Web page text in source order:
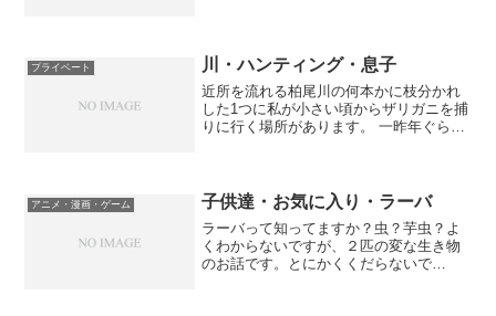
策も完璧！！！...
プライベート 川・ハンティング・息子
近所を流れる柏尾川の何本かに枝分かれ
した1つに私が小さい頃からザリガニを捕
りに行く場所があります。 一昨年ぐらい
したね・・・笑 今...
アニメ・漫画・ゲーム 子供達・お気に入り・ラーバ
ラーバって知ってますか？虫？芋虫？よ
くわからないですが、２匹の変な生き物
のお話です。とにかくくだらないで